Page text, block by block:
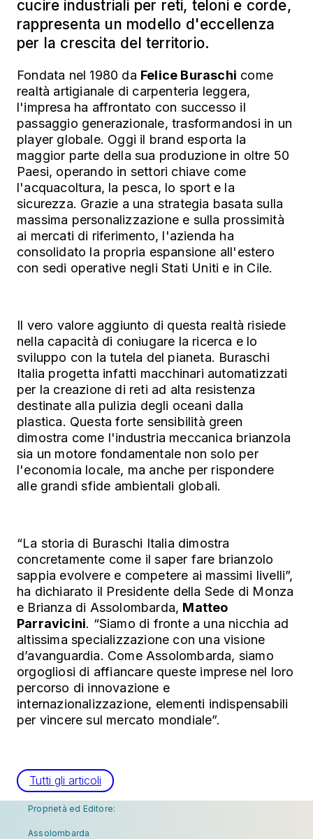
cucire industriali per reti, teloni e corde,
rappresenta un modello d'eccellenza
per la crescita del territorio.
Fondata nel 1980 da Felice Buraschi come
realtà artigianale di carpenteria leggera,
l'impresa ha affrontato con successo il
passaggio generazionale, trasformandosi in un
player globale. Oggi il brand esporta la
maggior parte della sua produzione in oltre 50
Paesi, operando in settori chiave come
l'acquacoltura, la pesca, lo sport e la
sicurezza. Grazie a una strategia basata sulla
massima personalizzazione e sulla prossimità
ai mercati di riferimento, l'azienda ha
consolidato la propria espansione all'estero
con sedi operative negli Stati Uniti e in Cile.
Il vero valore aggiunto di questa realtà risiede
nella capacità di coniugare la ricerca e lo
sviluppo con la tutela del pianeta. Buraschi
Italia progetta infatti macchinari automatizzati
per la creazione di reti ad alta resistenza
destinate alla pulizia degli oceani dalla
plastica. Questa forte sensibilità green
dimostra come l'industria meccanica brianzola
sia un motore fondamentale non solo per
l'economia locale, ma anche per rispondere
alle grandi sfide ambientali globali.
“La storia di Buraschi Italia dimostra
concretamente come il saper fare brianzolo
sappia evolvere e competere ai massimi livelli”,
ha dichiarato il Presidente della Sede di Monza
e Brianza di Assolombarda, Matteo
Parravicini. “Siamo di fronte a una nicchia ad
altissima specializzazione con una visione
d’avanguardia. Come Assolombarda, siamo
orgogliosi di affiancare queste imprese nel loro
percorso di innovazione e
internazionalizzazione, elementi indispensabili
per vincere sul mercato mondiale”.
Tutti gli articoli
Proprietà ed Editore:
Assolombarda